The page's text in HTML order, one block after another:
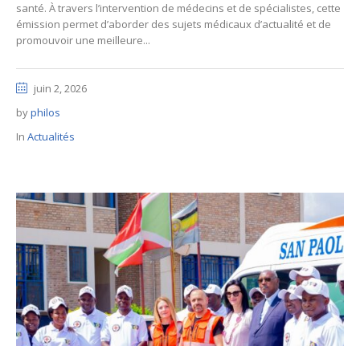
santé. À travers l’intervention de médecins et de spécialistes, cette
émission permet d’aborder des sujets médicaux d’actualité et de
promouvoir une meilleure...
juin 2, 2026
byphilos
In Actualités